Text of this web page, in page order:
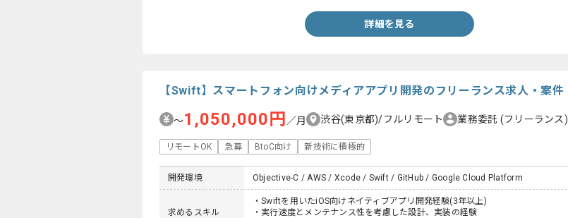
詳細を見る
【Swift】スマートフォン向けメディアアプリ開発のフリーランス求人・案件
〜1,050,000円 ／月 渋谷(東京都)/フルリモート 業務委託 (フリーランス)
リモートOK 急募 BtoC向け 新技術に積極的
開発環境 Objective-C / AWS / Xcode / Swift / GitHub / Google Cloud Platform
求めるスキル
・Swiftを用いたiOS向けネイティブアプリ開発経験(3年以上)
・実行速度とメンテナンス性を考慮した設計、実装の経験